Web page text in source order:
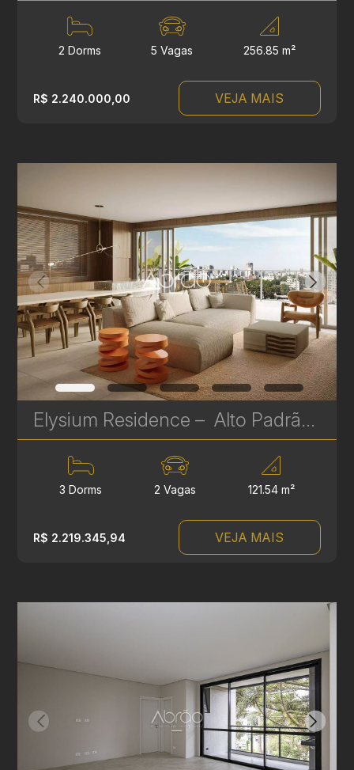
2 Dorms 5 Vagas 256.85 m²
R$ 2.240.000,00 VEJA MAIS
Elysium Residence – Alto Padrão na Av. Silva Jardim | 3 a 4 Suítes, Gardens e Coberturas | Ref 636
3 Dorms 2 Vagas 121.54 m²
R$ 2.219.345,94 VEJA MAIS